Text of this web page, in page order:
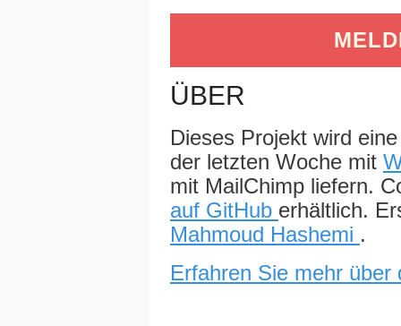
ÜBER
Dieses Projekt wird
der letzten Woche mit
mit MailChimp liefern.
auf GitHub erhältlich.
Mahmoud Hashemi .
Erfahren Sie mehr über